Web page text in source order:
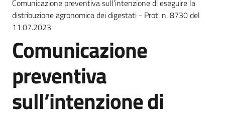
Novità
Servizi
Vivere
Galliera
Comunicazione preventiva sull’intenzione di eseguire la
distribuzione agronomica dei digestati - Prot. n. 8730 del
11.07.2023
Comunicazione
preventiva
sull’intenzione di